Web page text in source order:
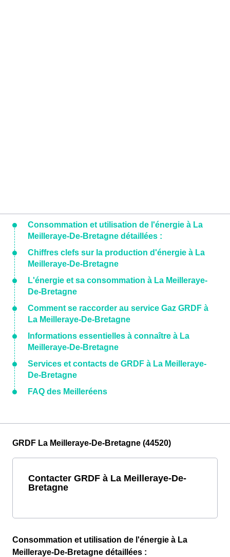
Consommation et utilisation de l'énergie à La
Meilleraye-De-Bretagne détaillées :
Chiffres clefs sur la production d'énergie à La
Meilleraye-De-Bretagne
L'énergie et sa consommation à La Meilleraye-
De-Bretagne
Comment se raccorder au service Gaz GRDF à
La Meilleraye-De-Bretagne
Informations essentielles à connaître à La
Meilleraye-De-Bretagne
Services et contacts de GRDF à La Meilleraye-
De-Bretagne
FAQ des Meilleréens
GRDF La Meilleraye-De-Bretagne (44520)
Contacter GRDF à La Meilleraye-De-
Bretagne
Consommation et utilisation de l'énergie à La
Meilleraye-De-Bretagne détaillées :